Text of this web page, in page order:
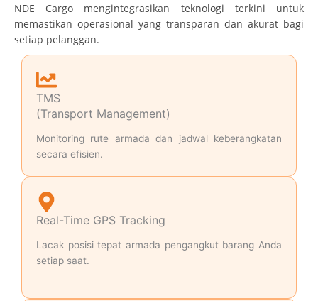
NDE Cargo mengintegrasikan teknologi terkini untuk
memastikan operasional yang transparan dan akurat bagi
setiap pelanggan.
TMS
(Transport Management)
Monitoring rute armada dan jadwal keberangkatan
secara efisien.
Real-Time GPS Tracking
Lacak posisi tepat armada pengangkut barang Anda
setiap saat.